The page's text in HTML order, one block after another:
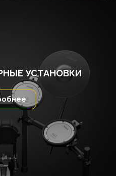
УСТАНОВКИ